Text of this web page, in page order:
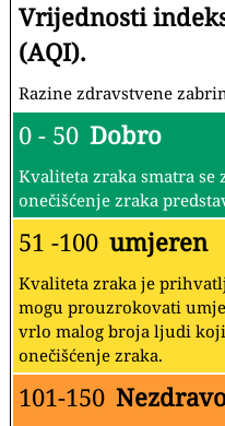
Vrijednosti
(AQI).
Razine zdravstvene
0 - 50 Dobro
Kvaliteta zraka smatra se
onečišćenje zraka
51 -100 umjeren
Kvaliteta zraka je
mogu prouzrokovati
vrlo malog broja ljudi
onečišćenje zraka.
101-150